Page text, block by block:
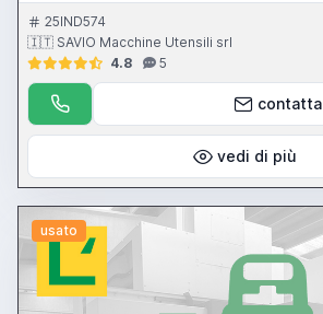
25IND574
🇮🇹 SAVIO Macchine Utensili srl
4.8
5
contatta
vedi di più
usato